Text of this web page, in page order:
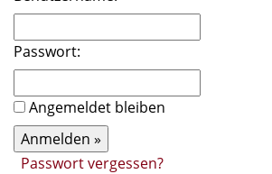
Passwort:
Angemeldet bleiben
Passwort vergessen?